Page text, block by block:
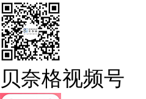
贝奈格视频号